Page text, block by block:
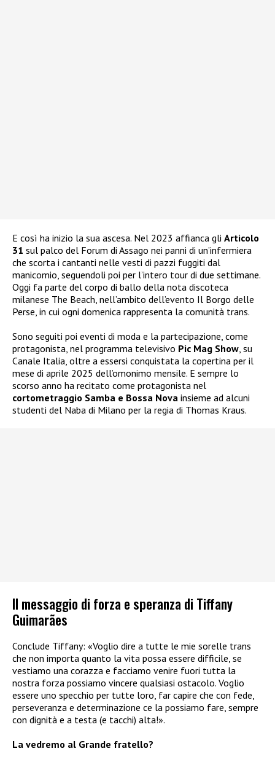
E così ha inizio la sua ascesa. Nel 2023 affianca gli Articolo
31 sul palco del Forum di Assago nei panni di un’infermiera
che scorta i cantanti nelle vesti di pazzi fuggiti dal
manicomio, seguendoli poi per l’intero tour di due settimane.
Oggi fa parte del corpo di ballo della nota discoteca
milanese The Beach, nell’ambito dell’evento Il Borgo delle
Perse, in cui ogni domenica rappresenta la comunità trans.
Sono seguiti poi eventi di moda e la partecipazione, come
protagonista, nel programma televisivo Pic Mag Show, su
Canale Italia, oltre a essersi conquistata la copertina per il
mese di aprile 2025 dell’omonimo mensile. E sempre lo
scorso anno ha recitato come protagonista nel
cortometraggio Samba e Bossa Nova insieme ad alcuni
studenti del Naba di Milano per la regia di Thomas Kraus.
Il messaggio di forza e speranza di Tiffany
Guimarães
Conclude Tiffany: «Voglio dire a tutte le mie sorelle trans
che non importa quanto la vita possa essere difficile, se
vestiamo una corazza e facciamo venire fuori tutta la
nostra forza possiamo vincere qualsiasi ostacolo. Voglio
essere uno specchio per tutte loro, far capire che con fede,
perseveranza e determinazione ce la possiamo fare, sempre
con dignità e a testa (e tacchi) alta!».
La vedremo al Grande fratello?